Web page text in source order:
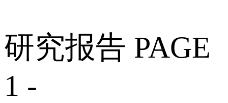
研究报告 PAGE
1 -